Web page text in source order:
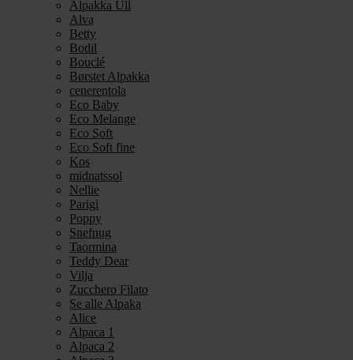
Alpakka Ull
Alva
Betty
Bodil
Bouclé
Børstet Alpakka
cenerentola
Eco Baby
Eco Melange
Eco Soft
Eco Soft fine
Kos
midnatssol
Nellie
Parigi
Poppy
Snefnug
Taormina
Teddy Dear
Vilja
Zucchero Filato
Se alle Alpaka
Alice
Alpaca 1
Alpaca 2